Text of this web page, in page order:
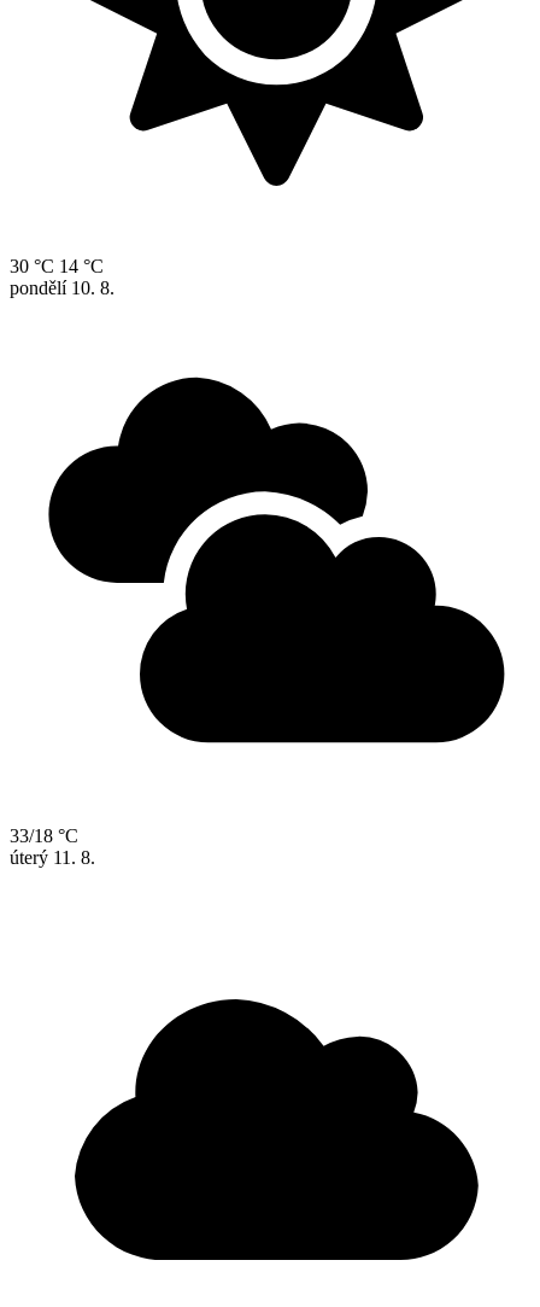
30 °C 14 °C
pondělí 10. 8.
33/18 °C
úterý 11. 8.